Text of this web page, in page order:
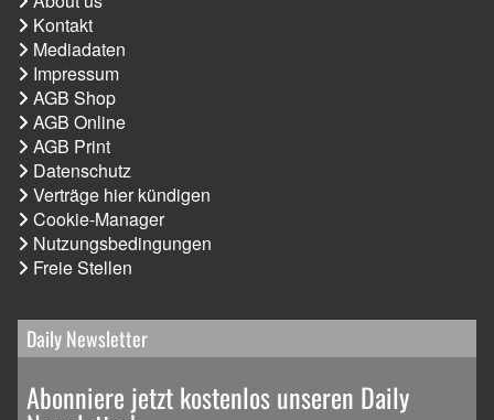
Kontakt
Mediadaten
Impressum
AGB Shop
AGB Online
AGB Print
Datenschutz
Verträge hier kündigen
Cookie-Manager
Nutzungsbedingungen
Freie Stellen
Daily Newsletter
Abonniere jetzt kostenlos unseren Daily